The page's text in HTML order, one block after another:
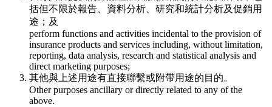
括但不限於報告、資料分析、研究和統計分析及促銷用
途；及
perform functions and activities incidental to the provision of
insurance products and services including, without limitation,
reporting, data analysis, research and statistical analysis and
direct marketing purposes;
其他與上述用途有直接聯繫或附帶用途的目的。
Other purposes ancillary or directly related to any of the
above.